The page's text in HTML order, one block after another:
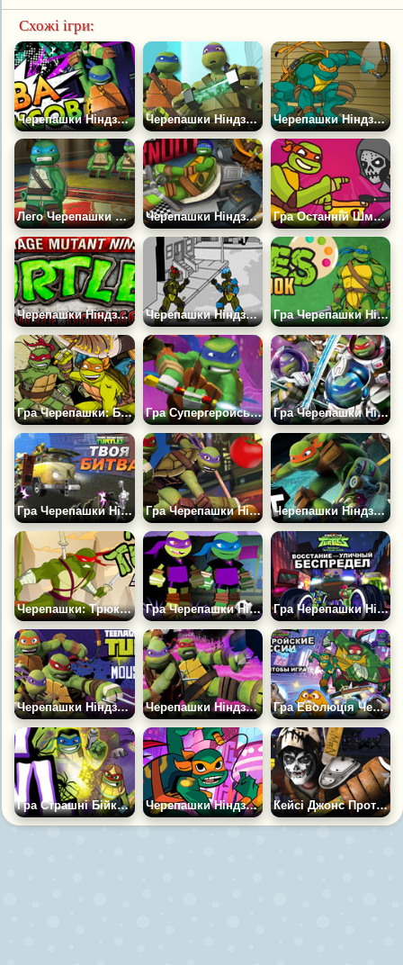
Схожі ігри:
Черепашки Ніндзя: Битва Коміксів Черепашки Ніндзя: Створення Мутантів Черепашки Ніндзя Проти Роботів
Лего Черепашки Ніндзя: Тренування Черепашки Ніндзя: Перегони на Картингах Гра Останній Шматочок Піци
Черепашки Ніндзя Подвійний Удар Черепашки Ніндзя Бої на Двох Гра Черепашки Ніндзя: Книга Розмальовок
Гра Черепашки: Битва за Нью-Йорк Гра Супергеройська Битва 2 Гра Черепашки Ніндзя в Космосі
Гра Черепашки Ніндзя 5: Твоя Битва Гра Черепашки Ніндзя: Бій з їжею Черепашки Ніндзя: Скейтбординг
Черепашки: Трюки на Мотоциклі Гра Черепашки Ніндзя: Футбол Гра Черепашки Ніндзя: Вуличне Свавілля
Черепашки Ніндзя Проти Маузерів Черепашки Ніндзя на Ворожій Базі Гра Еволюція Черепашок Ніндзя: Супергеройські Місії
Гра Страшні Бійки Черепашок Ніндзя Черепашки Ніндзя: Міські Бої Кейсі Джонс Проти Ніндзя Роботів